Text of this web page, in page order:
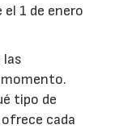
1 de enero
las
tipo de
cada